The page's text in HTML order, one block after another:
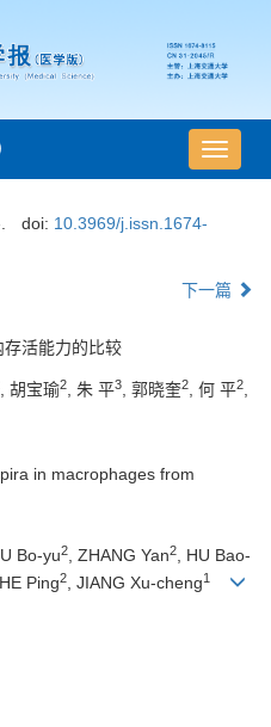
导
航
doi: 10.3969/j.issn.1674-
下一篇
活能力的比较
, 胡宝瑜2, 朱 平3, 郭晓奎2, 何 平2,
in macrophages from
Bo-yu2 , ZHANG Yan2
, HU Bao-
, HE Ping2 , JIANG Xu-cheng1